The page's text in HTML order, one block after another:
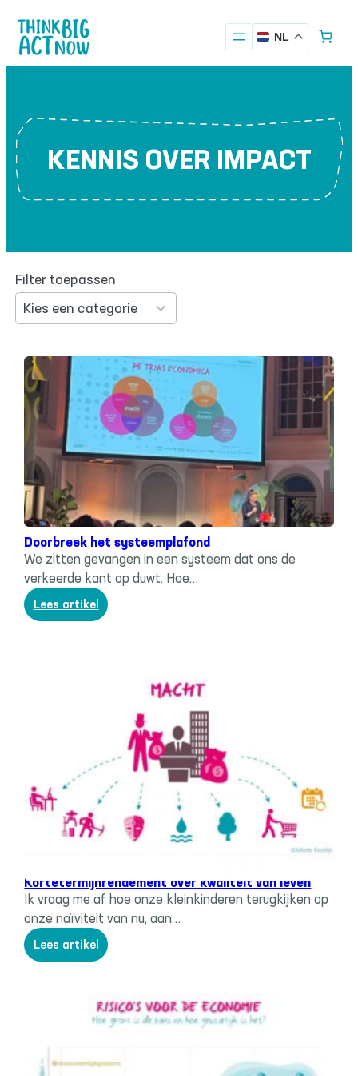
Ga
naar
de
NL
KENNIS OVER IMPACT
Filter toepassen
Kies een categorie
13
results
available
Systeemverandering, Trias economica
Doorbreek het systeemplafond
We zitten gevangen in een systeem dat ons de
verkeerde kant op duwt. Hoe…
Lees artikel:
Doorbreek
Kortetermijnrendement over kwaliteit van leven
Ik vraag me af hoe onze kleinkinderen terugkijken op
onze naïviteit van nu, aan…
Lees artikel:
Kortetermijnrendement
van
leven